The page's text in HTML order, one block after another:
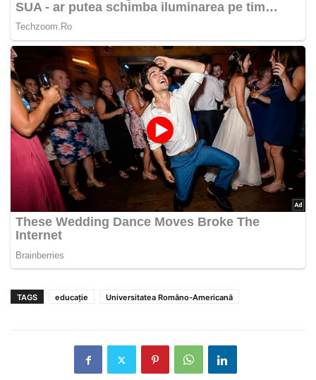
TAGS educație Universitatea Româno-Americană